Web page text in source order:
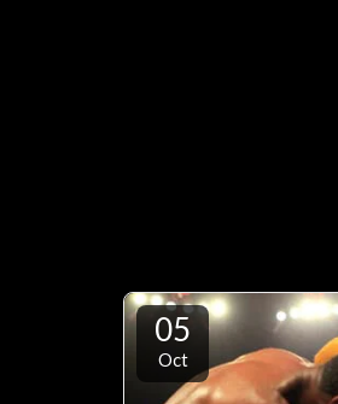
05
Oct